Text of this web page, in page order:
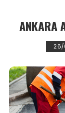
ANKARA